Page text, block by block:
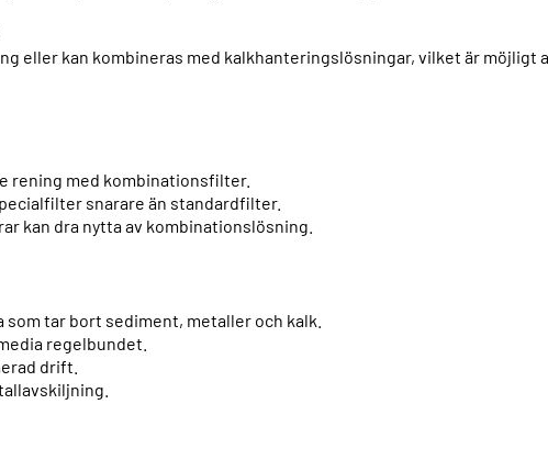
eller kan kombineras med kalkhanteringslösningar, vilket är möjligt
rening med kombinationsfilter.
snarare än standardfilter.
kan dra nytta av kombinationslösning.
tar bort sediment, metaller och kalk.
regelbundet.
drift.